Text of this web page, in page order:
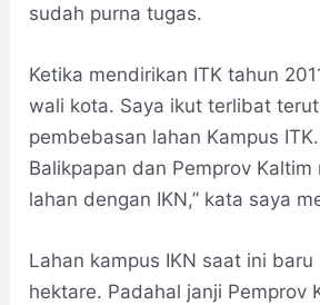
sudah purna tugas.
Ketika mendirikan ITK tahun
wali kota. Saya ikut terlibat
pembebasan lahan Kampus
Balikpapan dan Pemprov
lahan dengan IKN,” kata saya
Lahan kampus IKN saat ini
hektare. Padahal janji Pemprov